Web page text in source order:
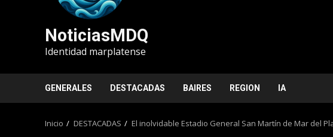
NoticiasMDQ
Identidad marplatense
GENERALES DESTACADAS BAIRES REGION IA
Inicio DESTACADAS El inolvidable Estadio General San Martín de Mar del